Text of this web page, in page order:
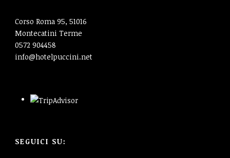
Corso Roma 95, 51016
Montecatini Terme
0572 904458
info@hotelpuccini.net
SEGUICI SU: